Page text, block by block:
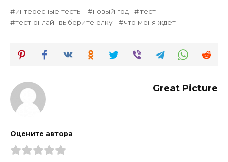
интересные тесты новый год
тест
тест онлайнвыберите елку
что меня ждет
Great Picture
Оцените автора